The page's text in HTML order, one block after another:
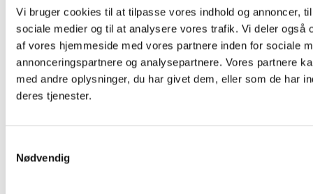
Vi bruger cookies til at tilpasse vores indhold og annoncer,
sociale medier og til at analysere vores trafik. Vi deler også
af vores hjemmeside med vores partnere inden for sociale
annonceringspartnere og analysepartnere. Vores partnere
med andre oplysninger, du har givet dem, eller som de har
deres tjenester.
Nødvendig
antal